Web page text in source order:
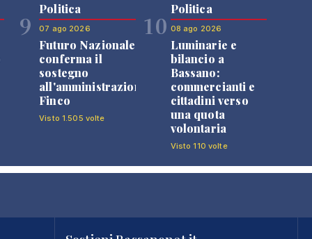
9
Politica
07 ago 2026
Futuro Nazionale
conferma il
sostegno
all'amministrazione
Finco
Visto 1.505 volte
10
Politica
08 ago 2026
Luminarie e
bilancio a
Bassano:
commercianti e
cittadini verso
una quota
volontaria
Visto 110 volte